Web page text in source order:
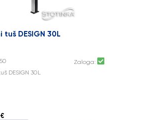
tuš DESIGN 30L
Zaloga:
DESIGN 30L